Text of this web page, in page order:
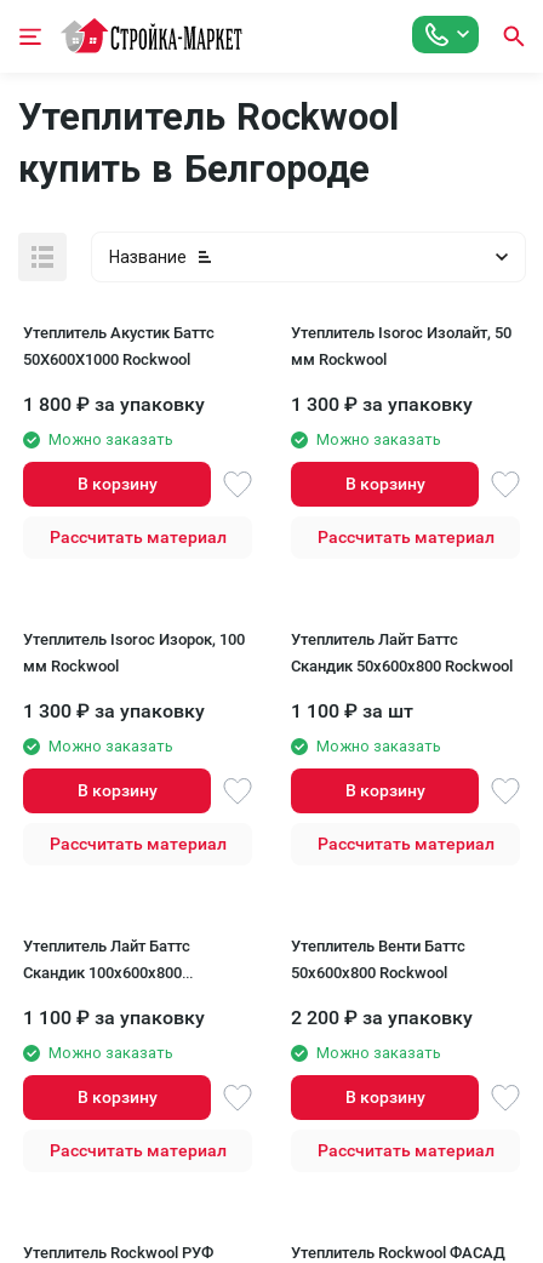
Утеплитель Rockwool
купить в Белгороде
Название
Утеплитель Акустик Баттс
50X600X1000 Rockwool
1 800 ₽ за упаковку
Можно заказать
В корзину
Рассчитать материал
Утеплитель Isoroc Изолайт, 50
мм Rockwool
1 300 ₽ за упаковку
Можно заказать
В корзину
Рассчитать материал
Утеплитель Isoroc Изорок, 100
мм Rockwool
1 300 ₽ за упаковку
Можно заказать
В корзину
Рассчитать материал
Утеплитель Лайт Баттс
Скандик 50х600х800 Rockwool
1 100 ₽ за шт
Можно заказать
В корзину
Рассчитать материал
Утеплитель Лайт Баттс
Скандик 100х600х800
1 100 ₽ за упаковку
Можно заказать
В корзину
Рассчитать материал
Утеплитель Венти Баттс
50х600х800 Rockwool
2 200 ₽ за упаковку
Можно заказать
В корзину
Рассчитать материал
Утеплитель Rockwool РУФ
Утеплитель Rockwool ФАСАД